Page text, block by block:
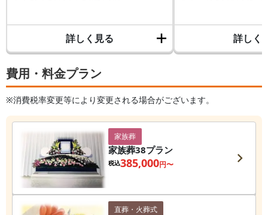
費用・料金プラン
※消費税率変更等により変更される場合がございます。
家族葬
家族葬38プラン
税込385,000円〜
直葬・火葬式
詳しく見る 詳しく